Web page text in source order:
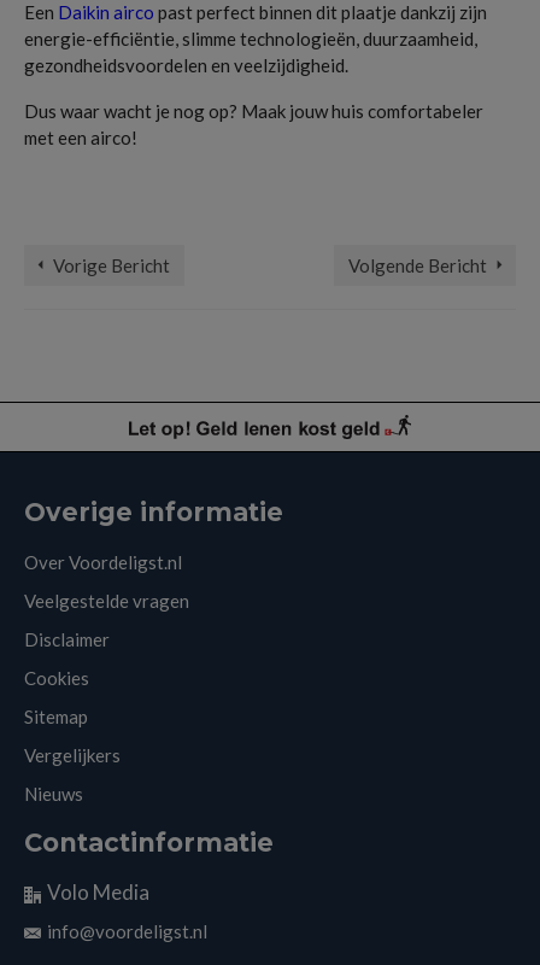
Een Daikin airco past perfect binnen dit plaatje dankzij zijn
energie-efficiëntie, slimme technologieën, duurzaamheid,
gezondheidsvoordelen en veelzijdigheid.
Dus waar wacht je nog op? Maak jouw huis comfortabeler
met een airco!
Vorige Bericht Volgende Bericht
Overige informatie
Over Voordeligst.nl
Veelgestelde vragen
Disclaimer
Cookies
Sitemap
Vergelijkers
Nieuws
Contactinformatie
Volo Media
info@voordeligst.nl